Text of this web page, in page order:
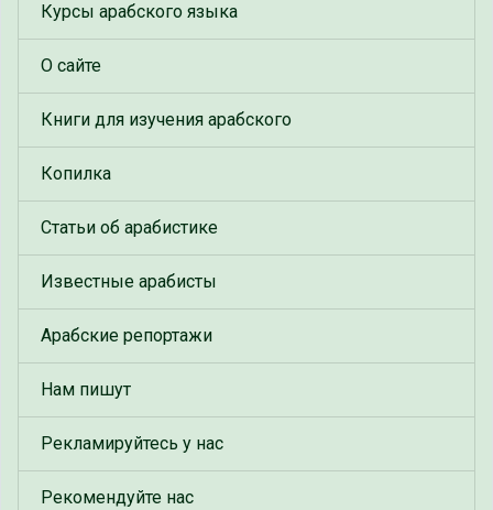
Курсы арабского языка
О сайте
Книги для изучения арабского
Копилка
Статьи об арабистике
Известные арабисты
Арабские репортажи
Нам пишут
Рекламируйтесь у нас
Рекомендуйте нас